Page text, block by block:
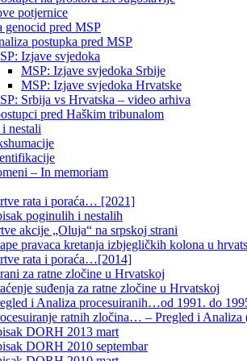
potjernice
genocid pred MSP
postupka pred MSP
Izjave svjedoka
MSP: Izjave svjedoka Srbije
MSP: Izjave svjedoka Hrvatske
Srbija vs Hrvatska – video arhiva
pred Haškim tribunalom
nestali
– In memoriam
rata i poraća… [2021]
poginulih i nestalih
akcije „Oluja“ na srpskoj strani
pravaca kretanja izbjegličkih kolona u
rata i poraća…[2014]
za ratne zločine u Hrvatskoj
suđenja za ratne zločine u Hrvatskoj
i Analiza procesuiranih…od 1991. do
ratnih zločina… – Pregled i Analiza
DORH 2013 mart
DORH 2010 septembar